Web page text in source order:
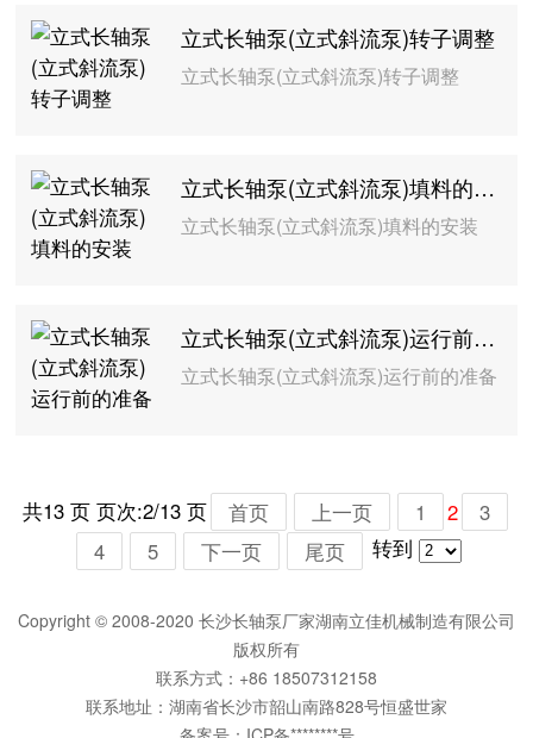
立式长轴泵(立式斜流泵)转子调整
立式长轴泵(立式斜流泵)转子调整
立式长轴泵(立式斜流泵)填料的安装
立式长轴泵(立式斜流泵)填料的安装
立式长轴泵(立式斜流泵)运行前的准备
立式长轴泵(立式斜流泵)运行前的准备
共13 页 页次:2/13 页 首页 上一页 1 2
3
4
5 下一页 尾页 转到
Copyright © 2008-2020 长沙长轴泵厂家湖南立佳机械制造有限公司
版权所有
联系方式：+86 18507312158
联系地址：湖南省长沙市韶山南路828号恒盛世家